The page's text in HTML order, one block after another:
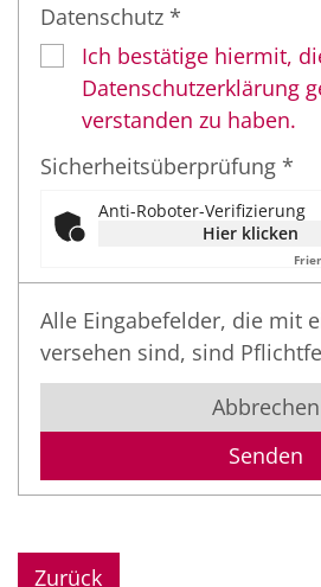
Datenschutz *
Ich bestätige hiermit,
Datenschutzerklärung
verstanden zu haben.
Sicherheitsüberprüfung *
Anti-Roboter-Verifizierung
Hier klicken
Alle Eingabefelder, die mit
versehen sind, sind
Abbrechen
Zurück